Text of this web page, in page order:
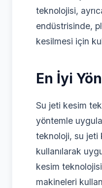
teknolojisi,
endüstrisinde,
kesilmesi için
En İyi
Su jeti kesim
yöntemle
teknoloji, su jeti
kullanılarak
kesim
makineleri